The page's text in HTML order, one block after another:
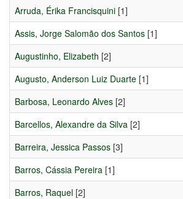
Arruda, Érika Francisquini [1]
Assis, Jorge Salomão dos Santos [1]
Augustinho, Elizabeth [2]
Augusto, Anderson Luiz Duarte [1]
Barbosa, Leonardo Alves [2]
Barcellos, Alexandre da Silva [2]
Barreira, Jessica Passos [3]
Barros, Cássia Pereira [1]
Barros, Raquel [2]